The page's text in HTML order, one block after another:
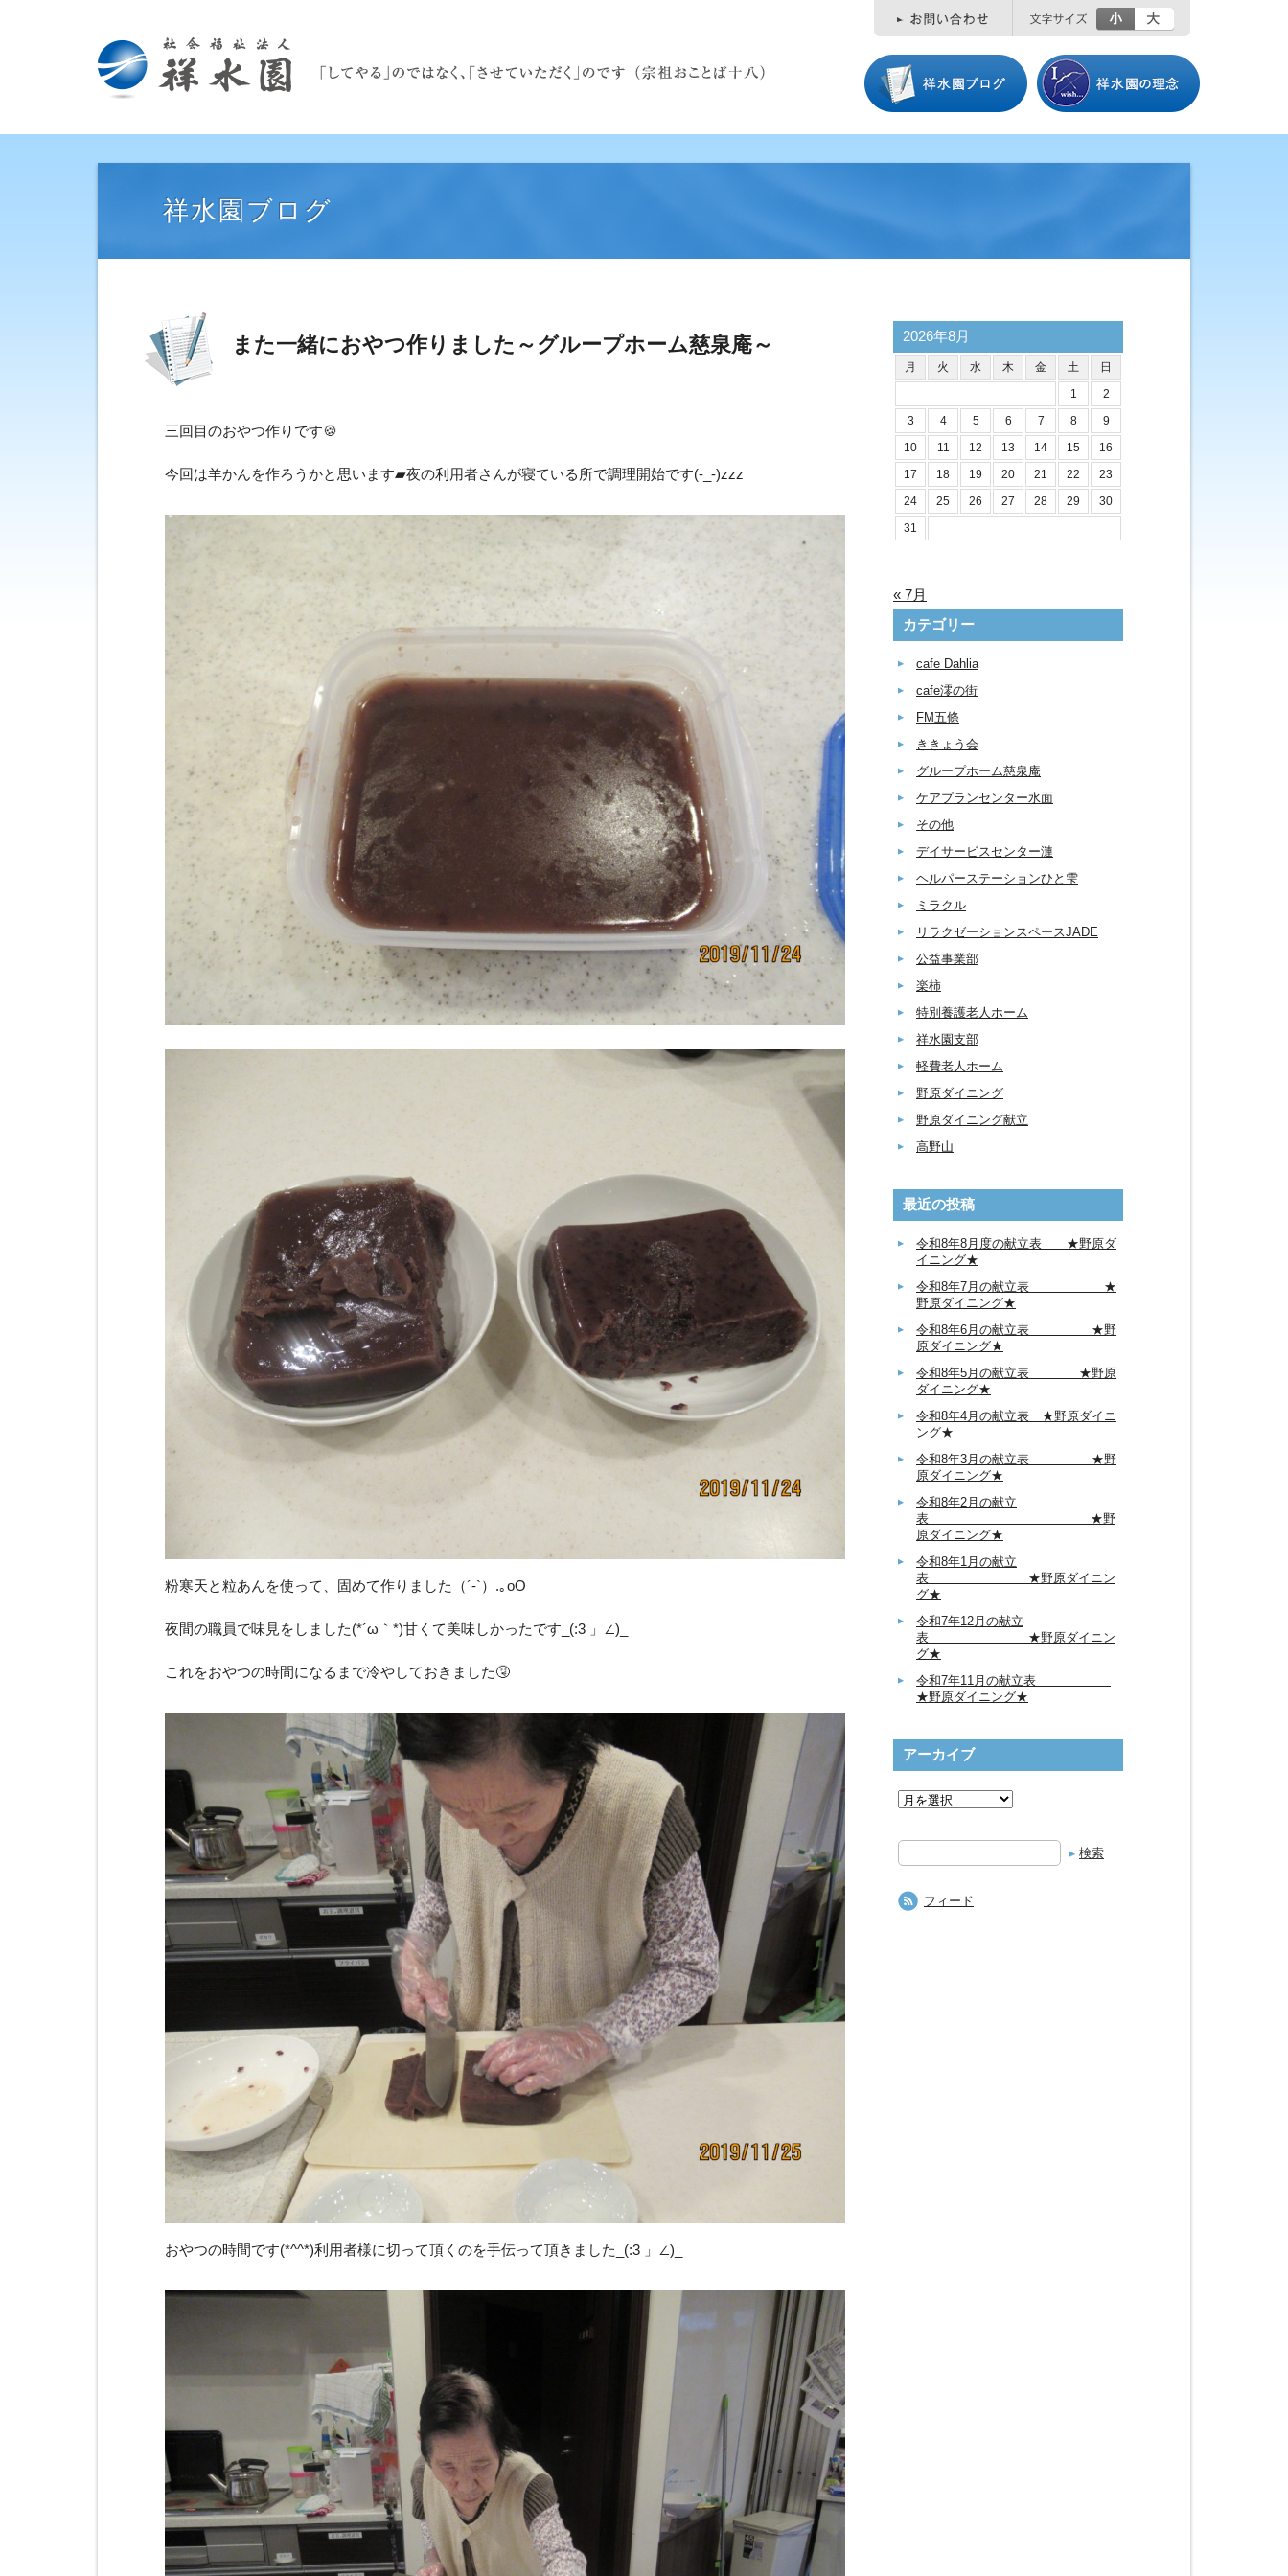
小
祥水園ブログ
また一緒におやつ作りました～グループホーム慈泉庵～
三回目のおやつ作りです🍪
今回は羊かんを作ろうかと思います▰夜の利用者さんが寝ている所で調理開始です(-_-)zzz
粉寒天と粒あんを使って、固めて作りました（´-`）.｡oO
夜間の職員で味見をしました(*´ω｀*)甘くて美味しかったです_(:3 」∠)_
これをおやつの時間になるまで冷やしておきました🤧
おやつの時間です(*^^*)利用者様に切って頂くのを手伝って頂きました_(:3 」∠)_
2026年8月
月 火 水 木 金 土
日
1
2
3
4 5 6 7 8
9
10
11 12 13 14 15
16
17
18 19 20 21 22
23
24
25 26 27 28 29
30
31
« 7月
カテゴリー
cafe Dahlia
cafe澪の街
FM五條
ききょう会
グループホーム慈泉庵
ケアプランセンター水面
その他
デイサービスセンター漣
ヘルパーステーションひと雫
ミラクル
リラクゼーションスペースJADE
公益事業部
楽柿
特別養護老人ホーム
祥水園支部
軽費老人ホーム
野原ダイニング
野原ダイニング献立
高野山
最近の投稿
令和8年8月度の献立表 ★野原ダ
イニング★
令和8年7月の献立表 ★
野原ダイニング★
令和8年6月の献立表 ★野
原ダイニング★
令和8年5月の献立表 ★野原
ダイニング★
令和8年4月の献立表 ★野原ダイニ
ング★
令和8年3月の献立表 ★野
原ダイニング★
令和8年2月の献立
表 ★野
原ダイニング★
令和8年1月の献立
表 ★野原ダイニン
グ★
令和7年12月の献立
表 ★野原ダイニン
グ★
令和7年11月の献立表
★野原ダイニング★
アーカイブ
索
フィード